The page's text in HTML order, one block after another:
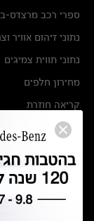
ספרי רכב מרצדס-
נתוני זיהום אוויר
נתוני תווית צמיגים
מחירון חלפים
קריאה חוזרת
הודעה על הטבות
תקנון ימי מכירות 120 לכלמוביל